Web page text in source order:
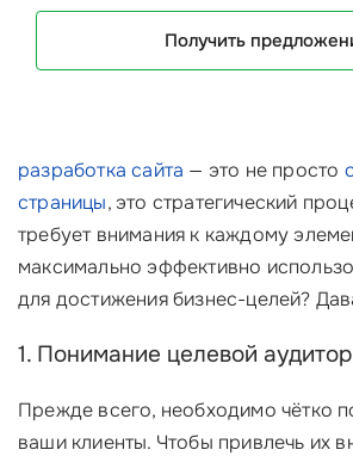
Получить
разработка сайта — это не просто
страницы, это стратегический
требует внимания к каждому
максимально эффективно
для достижения бизнес-целей?
1. Понимание целевой
Прежде всего, необходимо чётко
ваши клиенты. Чтобы привлечь их